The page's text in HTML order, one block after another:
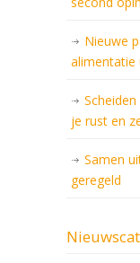
Nieuwe
alimentatie
je rust en
Samen
geregeld